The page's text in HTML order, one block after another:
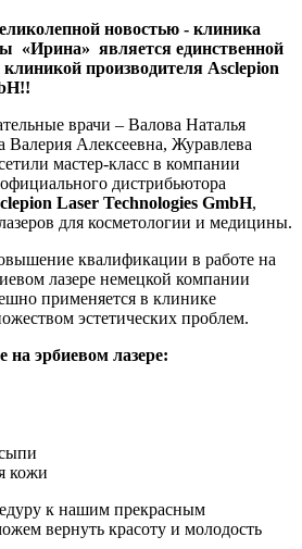
новостью - клиника
«Ирина» является единственной
клиникой производителя Asclepion
врачи – Валова Наталья
Валерия Алексеевна, Журавлева
мастер-класс в компании
дистрибьютора
Laser Technologies GmbH,
для косметологии и медицины.
квалификации в работе на
лазере немецкой компании
применяется в клинике
эстетических проблем.
на эрбиевом лазере:
кожи
к нашим прекрасным
вернуть красоту и молодость